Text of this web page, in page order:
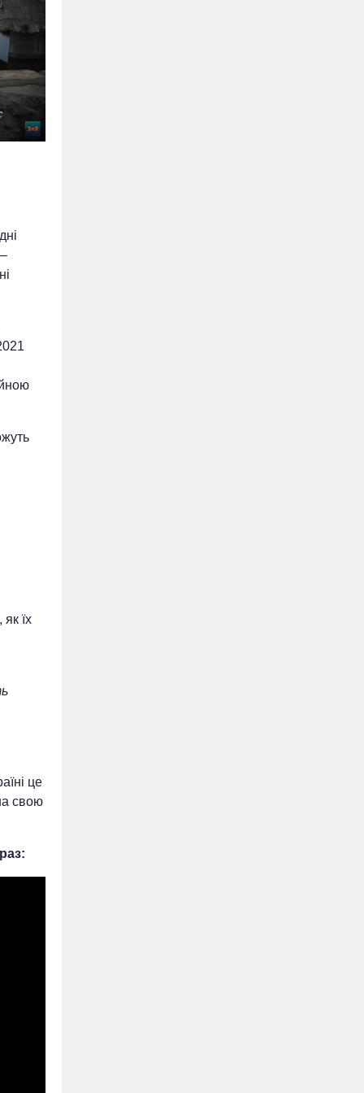
їх
це
свою